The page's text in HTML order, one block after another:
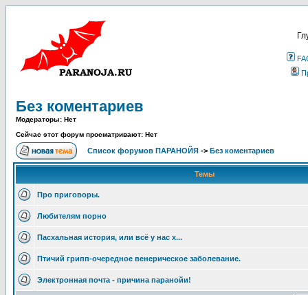
Без коментариев
Модераторы: Нет
Сейчас этот форум просматривают: Нет
Список форумов ПАРАНОЙЯ -> Без коментариев
Темы
Про приговоры.
Любителям порно
Пасхальная история, или всё у нас х...
Птичий грипп-очередное венерическое заболевание.
Электронная почта - причина паранойи!